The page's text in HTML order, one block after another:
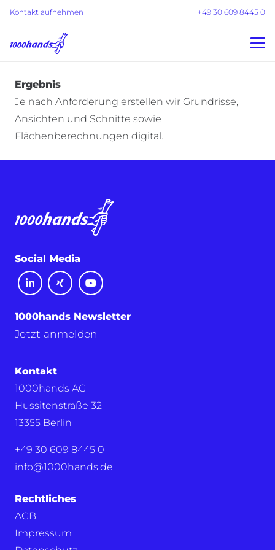
Kontakt aufnehmen +49 30 609 8445 0
Ergebnis
Je nach Anforderung erstellen wir Grundrisse,
Ansichten und Schnitte sowie
Flächenberechnungen digital.
Social Media
1000hands Newsletter
Jetzt anmelden
Kontakt
1000hands AG
Hussitenstraße 32
13355 Berlin
+49 30 609 8445 0
info@1000hands.de
Rechtliches
AGB
Impressum